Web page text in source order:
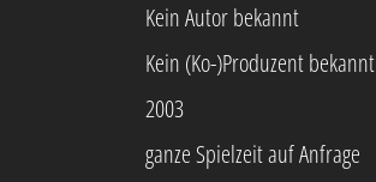
Kein Autor bekannt
Kein (Ko-)Produzent bekannt
2003
ganze Spielzeit auf Anfrage